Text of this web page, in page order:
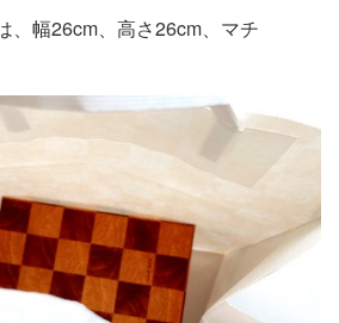
、幅26cm、高さ26cm、マチ